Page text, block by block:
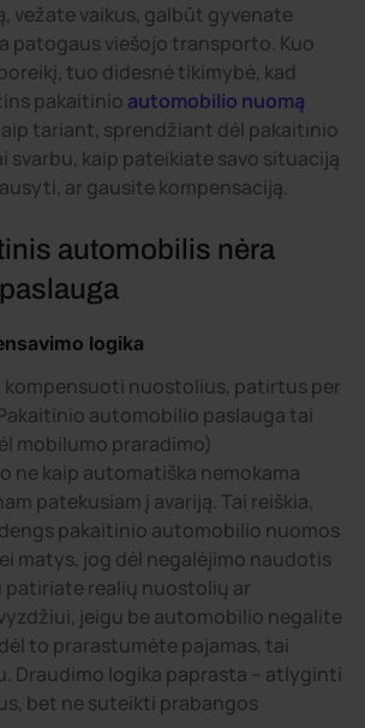
vežate vaikus, galbūt gyvenate
patogaus viešojo transporto. Kuo
tuo didesnė tikimybė, kad
pakaitinio automobilio nuomą
tariant, sprendžiant dėl pakaitinio
svarbu, kaip pateikiate savo situaciją
ar gausite kompensaciją.
automobilis nėra
logika
kompensuoti nuostolius, patirtus per
automobilio paslauga tai
mobilumo praradimo)
ne kaip automatiška nemokama
patekusiam į avariją. Tai reiškia,
pakaitinio automobilio nuomos
matys, jog dėl negalėjimo naudotis
realių nuostolių ar
jeigu be automobilio negalite
to prarastumėte pajamas, tai
Draudimo logika paprasta – atlyginti
bet ne suteikti prabangos